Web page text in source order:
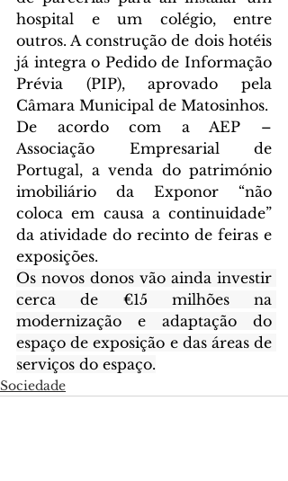
hospital e um colégio, entre
outros. A construção de dois hotéis
já integra o Pedido de Informação
Prévia (PIP), aprovado pela
De acordo com a AEP –
Associação Empresarial de
Portugal, a venda do património
imobiliário da Exponor “não
coloca em causa a continuidade”
da atividade do recinto de feiras e
exposições.
Os novos donos vão ainda investir
cerca de €15 milhões na
modernização e adaptação do
espaço de exposição e das áreas de
serviços do espaço.
Sociedade